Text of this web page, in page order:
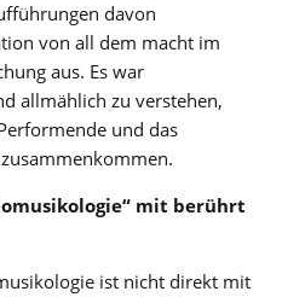
davon
von all dem macht im
aus. Es war
allmählich zu verstehen,
und das
mit berührt
ist nicht direkt mit